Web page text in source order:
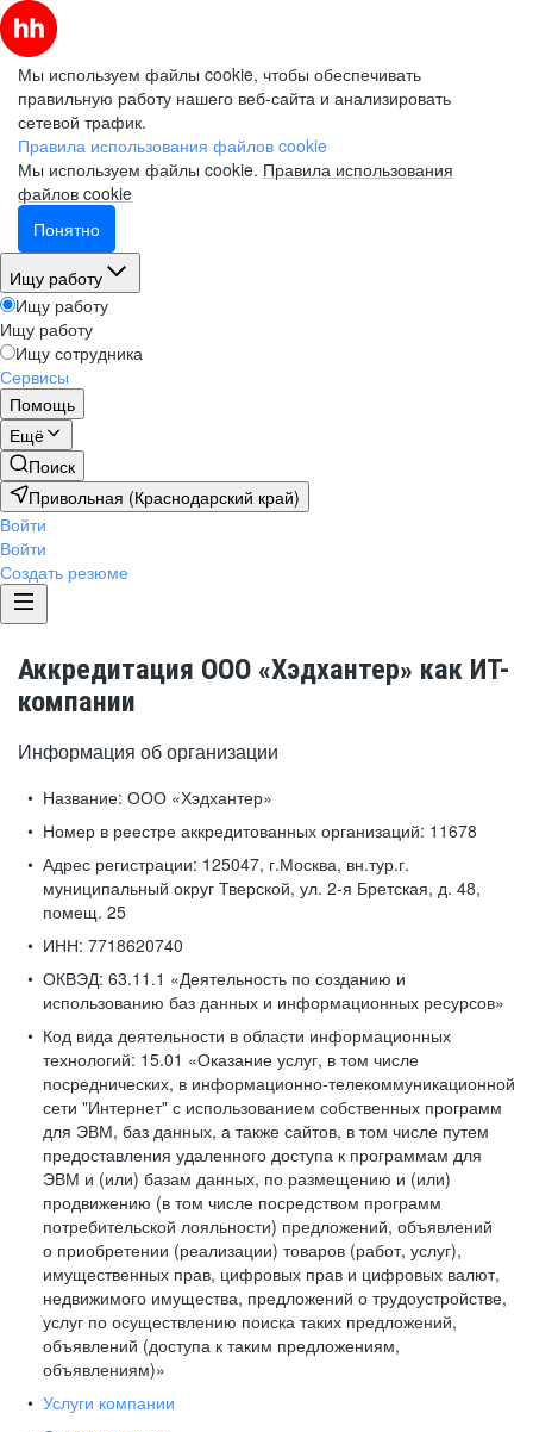
Мы используем файлы cookie, чтобы обеспечивать
правильную работу нашего веб-сайта и анализировать
сетевой трафик.
Правила использования файлов cookie
Мы используем файлы cookie. Правила использования
файлов cookie
Понятно
Ищу работу
Ищу работу
Ищу работу
Ищу сотрудника
Сервисы
Помощь
Ещё
Поиск
Привольная (Краснодарский край)
Войти
Войти
Создать резюме
Аккредитация ООО «Хэдхантер» как ИТ-
компании
Информация об организации
Название: ООО «Хэдхантер»
Номер в реестре аккредитованных организаций: 11678
Адрес регистрации: 125047, г.Москва, вн.тур.г.
муниципальный округ Тверской, ул. 2-я Бретская, д. 48,
помещ. 25
ИНН: 7718620740
ОКВЭД: 63.11.1 «Деятельность по созданию и
использованию баз данных и информационных ресурсов»
Код вида деятельности в области информационных
технологий: 15.01 «Оказание услуг, в том числе
посреднических, в информационно-телекоммуникационной
сети "Интернет" с использованием собственных программ
для ЭВМ, баз данных, а также сайтов, в том числе путем
предоставления удаленного доступа к программам для
ЭВМ и (или) базам данных, по размещению и (или)
продвижению (в том числе посредством программ
потребительской лояльности) предложений, объявлений
о приобретении (реализации) товаров (работ, услуг),
имущественных прав, цифровых прав и цифровых валют,
недвижимого имущества, предложений о трудоустройстве,
услуг по осуществлению поиска таких предложений,
объявлений (доступа к таким предложениям,
объявлениям)»
Услуги компании